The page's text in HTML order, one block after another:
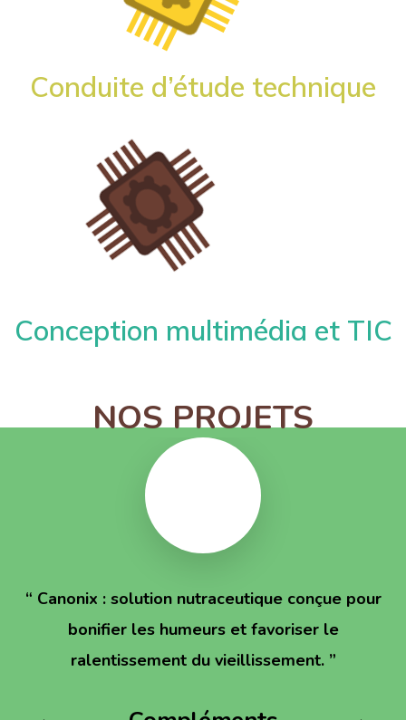
Conduite d’étude technique
Conception multimédia et TIC
NOS PROJETS
“ Canonix : solution nutraceutique conçue pour
bonifier les humeurs et favoriser le
ralentissement du vieillissement. ”